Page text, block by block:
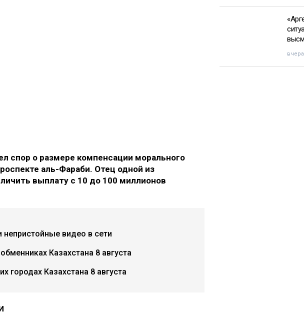
спор о размере компенсации морального
аль-Фараби. Отец одной из
выплату с 10 до 100 миллионов
непристойные видео в сети
Казахстана 8 августа
городах Казахстана 8 августа